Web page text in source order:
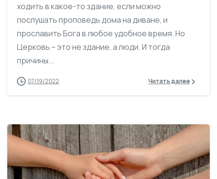
ходить в какое-то здание, если можно
послушать проповедь дома на диване, и
прославить Бога в любое удобное время. Но
Церковь – это не здание, а люди. И тогда
причины...
07/19/2022 Читать далее